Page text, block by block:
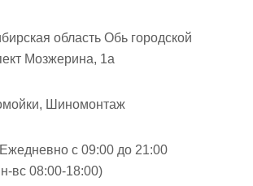
область Обь городской
Мозжерина, 1а
Шиномонтаж
Ежедневно с 09:00 до 21:00
вс 08:00-18:00)